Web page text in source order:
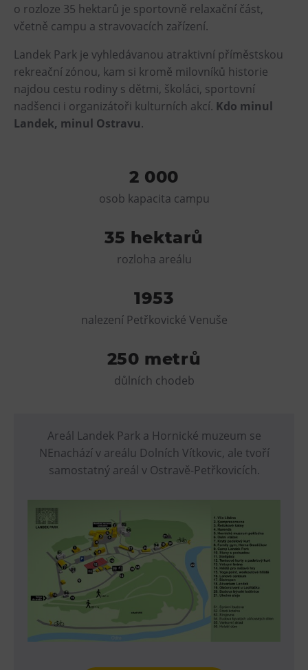
Hotel VP1
Vila Liběna
Další
Narozeninové oslavy
Letní tábory
Kroužky pro děti
o rozloze 35 hektarů je sportovně relaxační část,
včetně campu a stravovacích zařízení.
Landek Park je vyhledávanou atraktivní příměstskou
rekreační zónou, kam si kromě milovníků historie
najdou cestu rodiny s dětmi, školáci, sportovní
nadšenci i organizátoři kulturních akcí. Kdo minul
Landek, minul Ostravu.
2 000
osob kapacita campu
35 hektarů
rozloha areálu
1953
nalezení Petřkovické Venuše
250 metrů
důlních chodeb
Areál Landek Park a Hornické muzeum se
NEnachází v areálu Dolních Vítkovic, ale tvoří
samostatný areál v Ostravě-Petřkovicích.